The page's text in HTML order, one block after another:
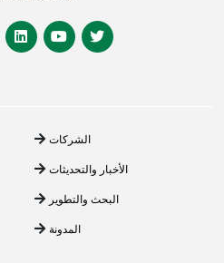
الشركات
الأخبار والتحديثات
البحث والتطوير
المدونة